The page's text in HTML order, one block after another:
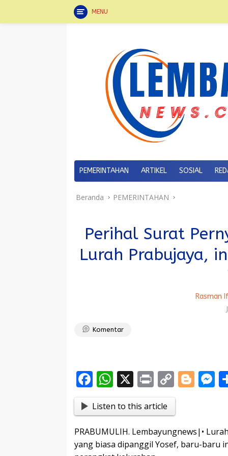
MENU
PEMERINTAHAN ARTIKEL SOSIAL
Beranda PEMERINTAHAN
Perihal Surat
Lurah Prabujaya,
Rasman
Komentar
F
e
b
o
W
at
s
A
X Pr
t
C
o
p
y
Li
Bl
g
er
e
n
Listen to this article
PRABUMULIH. Lembayungnews|•
yang biasa dipanggil Yosef, baru-baru